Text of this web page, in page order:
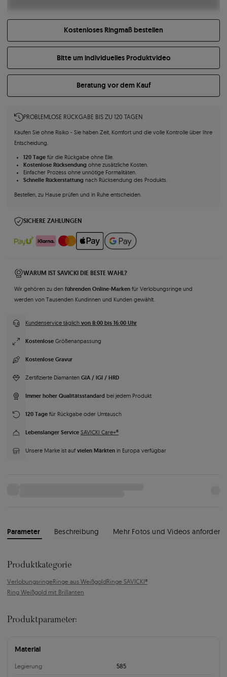
Kostenloses Ringmaß bestellen
Bitte um individuelles Produktvideo
Beratung vor dem Kauf
PROBLEMLOSE RÜCKGABE BIS ZU 120 TAGEN
Kaufen Sie ohne Risiko - Sie haben Zeit, Komfort und die volle Kontrolle über Ihre
Entscheidung.
120 Tagefür die Rückgabe ohne Eile.
Kostenlose Rücksendungohne zusätzliche Kosten.
Einfacher Prozess ohne unnötige Formalitäten.
Schnelle Rückerstattungnach Rücksendung des Produkts.
Bestellen, zu Hause prüfen und in Ruhe entscheiden.
SICHERE ZAHLUNGEN
WARUM IST SAVICKI DIE BESTE WAHL?
Wir gehören zu den führenden Online-Marken für Verlobungsringe und
werden von Tausenden Kundinnen und Kunden gewählt.
Kundenservice täglich von 8:00 bis 16:00 Uhr
Kostenlose Größenanpassung
Kostenlose Gravur
Zertifizierte Diamanten GIA / IGI / HRD
Immer hoher Qualitätsstandard bei jedem Produkt
120 Tage für Rückgabe oder Umtausch
Lebenslanger Service SAVICKI Care+®
Unsere Marke ist auf vielen Märkten in Europa verfügbar
Parameter Beschreibung Mehr Fotos und Videos anfordern
Produktkategorie
VerlobungsringeRinge aus WeißgoldRinge SAVICKI®
Ring Weißgold mit Brillanten
Produktparameter:
Material
Legierung 585